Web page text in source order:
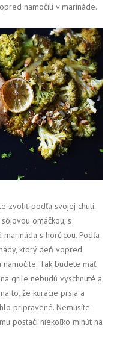
namočili v marináde.
zvoliť podľa svojej chuti.
omáčkou, s
s horčicou. Podľa
ktorý deň vopred
Tak budete mať
grile nebudú vyschnuté a
to, že kuracie prsia a
pripravené. Nemusíte
postačí niekoľko minút na